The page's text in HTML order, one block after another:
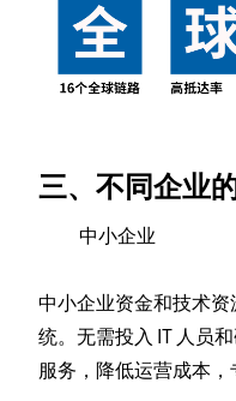
三、不同企业
中小企业
中小企业资金和技术
统。无需投入 IT 人员
服务，降低运营成本，